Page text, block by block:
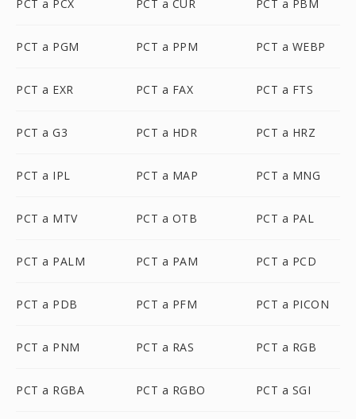
PCT a PCX PCT a CUR PCT a PBM
PCT a PGM PCT a PPM PCT a WEBP
PCT a EXR PCT a FAX PCT a FTS
PCT a G3 PCT a HDR PCT a HRZ
PCT a IPL PCT a MAP PCT a MNG
PCT a MTV PCT a OTB PCT a PAL
PCT a PALM PCT a PAM PCT a PCD
PCT a PDB PCT a PFM PCT a PICON
PCT a PNM PCT a RAS PCT a RGB
PCT a RGBA PCT a RGBO PCT a SGI